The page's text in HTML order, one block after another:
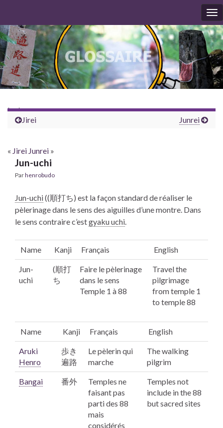
test
Jirei
Junrei
« Jirei Junrei »
Jun-uchi
Parhenrobudo
Jun-uchi((順打ち) est la façon standard de réaliser le
pèlerinage dans le sens des aiguilles d’une montre. Dans
le sens contraire c’estgyaku uchi.
Name Kanji Français English
Jun-
uchi
(順打
ち
Faire le pèlerinage
dans le sens
Temple 1 à 88
Travel the
pilgrimage
from temple 1
to temple 88
Name Kanji Français English
Aruki
Henro
歩き
遍路
Le pèlerin qui
marche
The walking
pilgrim
Bangai 番外
Temples ne
faisant pas
parti des 88
mais
considérés
Temples not
include in the 88
but sacred sites